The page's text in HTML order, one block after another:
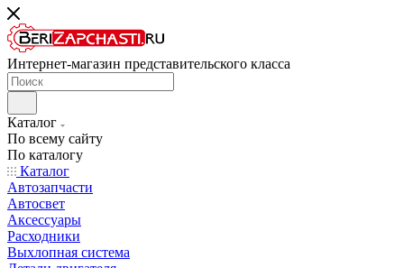
Интернет-магазин представительского класса
Каталог
По всему сайту
По каталогу
Каталог
Автозапчасти
Автосвет
Аксессуары
Расходники
Выхлопная система